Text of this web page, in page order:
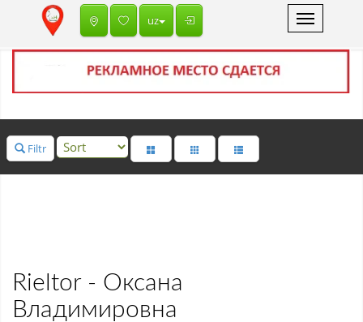
Toggle
navigation
uz
Filtr
Rieltor - Оксана
Владимировна